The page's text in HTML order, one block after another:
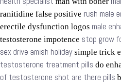
ranitidine false positive rush male
erectile dysfunction logos male
testosterone impotence stop grow
sex drive amish holiday simple trick
testosterone treatment pills do
of testosterone shot are there pills